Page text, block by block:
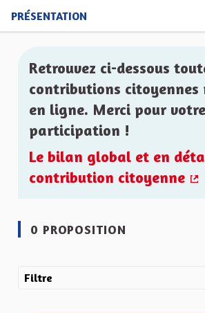
PRÉSENTATION
Retrouvez ci-dessous
contributions citoyennes
en ligne. Merci pour votre
participation !
Le bilan global et en
contribution citoyenne
0 PROPOSITION
Filtre